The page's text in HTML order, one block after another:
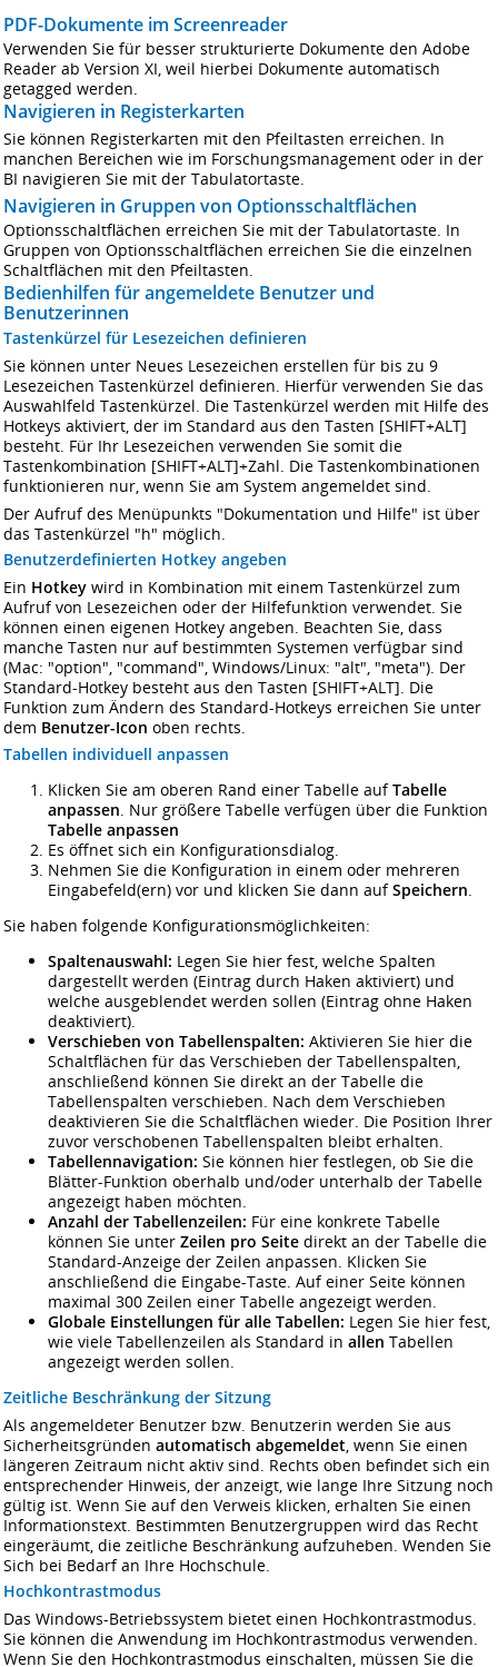
PDF-Dokumente im Screenreader
Verwenden Sie für besser strukturierte Dokumente den Adobe
Reader ab Version XI, weil hierbei Dokumente automatisch
getagged werden.
Navigieren in Registerkarten
Sie können Registerkarten mit den Pfeiltasten erreichen. In
manchen Bereichen wie im Forschungsmanagement oder in der
BI navigieren Sie mit der Tabulatortaste.
Navigieren in Gruppen von Optionsschaltflächen
Optionsschaltflächen erreichen Sie mit der Tabulatortaste. In
Gruppen von Optionsschaltflächen erreichen Sie die einzelnen
Schaltflächen mit den Pfeiltasten.
Bedienhilfen für angemeldete Benutzer und
Benutzerinnen
Tastenkürzel für Lesezeichen definieren
Sie können unter Neues Lesezeichen erstellen für bis zu 9
Lesezeichen Tastenkürzel definieren. Hierfür verwenden Sie das
Auswahlfeld Tastenkürzel. Die Tastenkürzel werden mit Hilfe des
Hotkeys aktiviert, der im Standard aus den Tasten [SHIFT+ALT]
besteht. Für Ihr Lesezeichen verwenden Sie somit die
Tastenkombination [SHIFT+ALT]+Zahl. Die Tastenkombinationen
funktionieren nur, wenn Sie am System angemeldet sind.
Der Aufruf des Menüpunkts "Dokumentation und Hilfe" ist über
das Tastenkürzel "h" möglich.
Benutzerdefinierten Hotkey angeben
Ein Hotkey wird in Kombination mit einem Tastenkürzel zum
Aufruf von Lesezeichen oder der Hilfefunktion verwendet. Sie
können einen eigenen Hotkey angeben. Beachten Sie, dass
manche Tasten nur auf bestimmten Systemen verfügbar sind
(Mac: "option", "command", Windows/Linux: "alt", "meta"). Der
Standard-Hotkey besteht aus den Tasten [SHIFT+ALT]. Die
Funktion zum Ändern des Standard-Hotkeys erreichen Sie unter
dem Benutzer-Icon oben rechts.
Tabellen individuell anpassen
Klicken Sie am oberen Rand einer Tabelle aufTabelle
anpassen. Nur größere Tabelle verfügen über die Funktion
Tabelle anpassen
Es öffnet sich ein Konfigurationsdialog.
Nehmen Sie die Konfiguration in einem oder mehreren
Eingabefeld(ern) vor und klicken Sie dann aufSpeichern.
Sie haben folgende Konfigurationsmöglichkeiten:
Spaltenauswahl: Legen Sie hier fest, welche Spalten
dargestellt werden (Eintrag durch Haken aktiviert) und
welche ausgeblendet werden sollen (Eintrag ohne Haken
deaktiviert).
Verschieben von Tabellenspalten: Aktivieren Sie hier die
Schaltflächen für das Verschieben der Tabellenspalten,
anschließend können Sie direkt an der Tabelle die
Tabellenspalten verschieben. Nach dem Verschieben
deaktivieren Sie die Schaltflächen wieder. Die Position Ihrer
zuvor verschobenen Tabellenspalten bleibt erhalten.
Tabellennavigation: Sie können hier festlegen, ob Sie die
Blätter-Funktion oberhalb und/oder unterhalb der Tabelle
angezeigt haben möchten.
Anzahl der Tabellenzeilen: Für eine konkrete Tabelle
können Sie unter Zeilen pro Seite direkt an der Tabelle die
Standard-Anzeige der Zeilen anpassen. Klicken Sie
anschließend die Eingabe-Taste. Auf einer Seite können
maximal 300 Zeilen einer Tabelle angezeigt werden.
Globale Einstellungen für alle Tabellen: Legen Sie hier fest,
wie viele Tabellenzeilen als Standard in allen Tabellen
angezeigt werden sollen.
Zeitliche Beschränkung der Sitzung
Als angemeldeter Benutzer bzw. Benutzerin werden Sie aus
Sicherheitsgründen automatisch abgemeldet, wenn Sie einen
längeren Zeitraum nicht aktiv sind. Rechts oben befindet sich ein
entsprechender Hinweis, der anzeigt, wie lange Ihre Sitzung noch
gültig ist. Wenn Sie auf den Verweis klicken, erhalten Sie einen
Informationstext. Bestimmten Benutzergruppen wird das Recht
eingeräumt, die zeitliche Beschränkung aufzuheben. Wenden Sie
Sich bei Bedarf an Ihre Hochschule.
Hochkontrastmodus
Das Windows-Betriebssystem bietet einen Hochkontrastmodus.
Sie können die Anwendung im Hochkontrastmodus verwenden.
Wenn Sie den Hochkontrastmodus einschalten, müssen Sie die